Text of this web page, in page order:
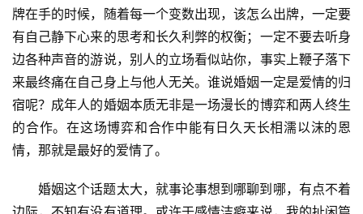
牌在手的时候，随着每一个变数出现，该怎么出牌，一定要
有自己静下心来的思考和长久利弊的权衡；一定不要去听身
边各种声音的游说，别人的立场看似站你，事实上鞭子落下
来最终痛在自己身上与他人无关。谁说婚姻一定是爱情的归
宿呢？成年人的婚姻本质无非是一场漫长的博弈和两人终生
的合作。在这场博弈和合作中能有日久天长相濡以沫的恩
情，那就是最好的爱情了。
婚姻这个话题太大，就事论事想到哪聊到哪，有点不着